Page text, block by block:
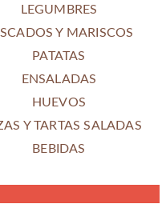
LEGUMBRES
Y MARISCOS
PATATAS
ENSALADAS
HUEVOS
Y TARTAS SALADAS
BEBIDAS